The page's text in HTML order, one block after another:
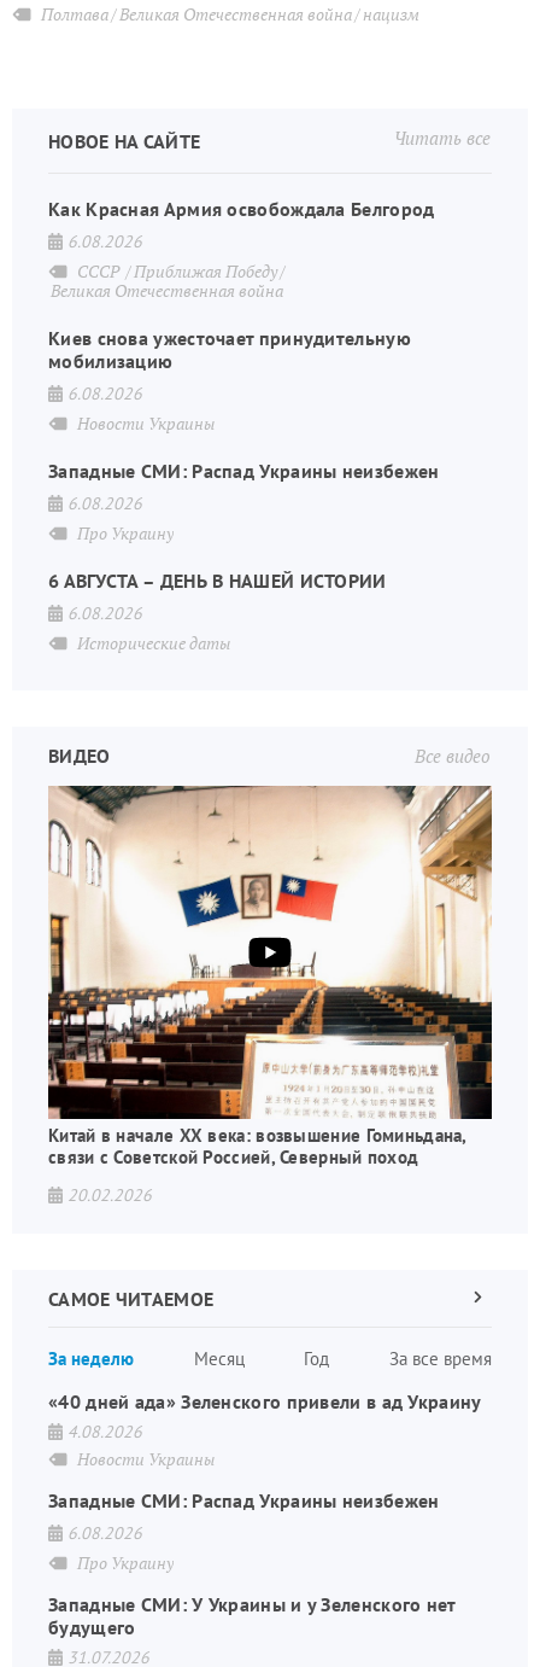
Полтава Великая Отечественная война нацизм
Читать все
НОВОЕ НА САЙТЕ
Как Красная Армия освобождала Белгород
6.08.2026
СССР
Приближая Победу
Великая Отечественная война
Киев снова ужесточает принудительную
мобилизацию
6.08.2026
Новости Украины
Западные СМИ: Распад Украины неизбежен
6.08.2026
Про Украину
6 АВГУСТА – ДЕНЬ В НАШЕЙ ИСТОРИИ
6.08.2026
Исторические даты
Все видео
ВИДЕО
Китай в начале XX века: возвышение Гоминьдана,
связи с Советской Россией, Северный поход
20.02.2026
САМОЕ ЧИТАЕМОЕ
За неделю Месяц Год За все время
Следующая
«40 дней ада» Зеленского привели в ад Украину
4.08.2026
Новости Украины
Западные СМИ: Распад Украины неизбежен
6.08.2026
Про Украину
Западные СМИ: У Украины и у Зеленского нет
будущего
31.07.2026